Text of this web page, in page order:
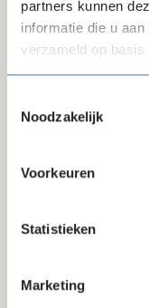
partners kunnen
informatie die u
verzameld op basis
Noodzakelijk
Voorkeuren
Statistieken
Marketing
10-07-26